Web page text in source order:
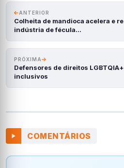
ANTERIOR
Colheita de mandioca acelera e
indústria de fécula…
PRÓXIMA
Defensores de direitos
inclusivos
COMENTÁRIOS